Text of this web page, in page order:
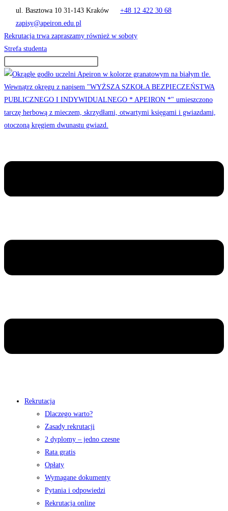
Skip
content
ul. Basztowa 10 31-143 Kraków
+48 12 422 30 68
zapisy@apeiron.edu.pl
Rekrutacja trwa zapraszamy również w soboty
Strefa studenta
Rekrutacja
Dlaczego warto?
Zasady rekrutacji
2 dyplomy – jedno czesne
Rata gratis
Opłaty
Wymagane dokumenty
Pytania i odpowiedzi
Rekrutacja online